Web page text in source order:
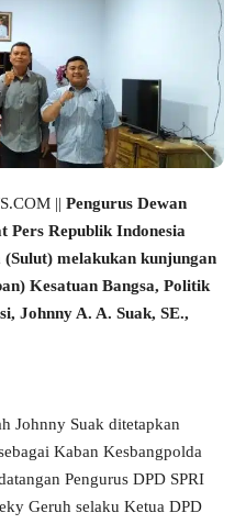
|| Pengurus Dewan
Pers Republik Indonesia
melakukan kunjungan
Kesatuan Bangsa, Politik
Johnny A. A. Suak, SE.,
Johnny Suak ditetapkan
Kaban Kesbangpolda
Pengurus DPD SPRI
Geruh selaku Ketua DPD